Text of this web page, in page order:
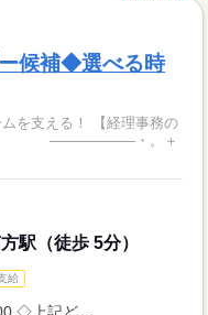
候補◆選べる時
――――――・。＋
駅（徒歩 5分）
給